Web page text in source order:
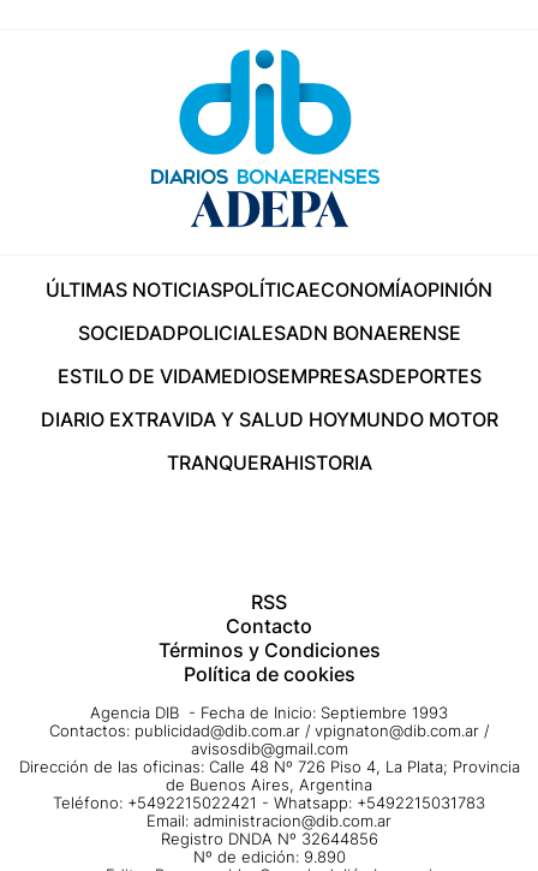
ÚLTIMAS NOTICIASPOLÍTICAECONOMÍAOPINIÓN
SOCIEDADPOLICIALESADN BONAERENSE
ESTILO DE VIDAMEDIOSEMPRESASDEPORTES
DIARIO EXTRAVIDA Y SALUD HOYMUNDO MOTOR
TRANQUERAHISTORIA
RSS
Contacto
Términos y Condiciones
Política de cookies
Agencia DIB - Fecha de Inicio: Septiembre 1993
Contactos: publicidad@dib.com.ar / vpignaton@dib.com.ar /
avisosdib@gmail.com
Dirección de las oficinas: Calle 48 Nº 726 Piso 4, La Plata; Provincia
de Buenos Aires, Argentina
Teléfono: +5492215022421 - Whatsapp: +5492215031783
Email: administracion@dib.com.ar
Registro DNDA Nº 32644856
Nº de edición: 9.890